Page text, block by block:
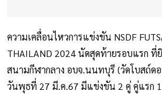
ความเคลื่อนไหวการแข่งขัน NSDF
THAILAND 2024 นัดสุดท้ายรอบแรก ที่
สนามกีฬากลาง อบจ.นนทบุรี (วัดโบสถ์
วันพุธที่ 27 มี.ค.67 มีแข่งขัน 2 คู่ คู่แรก